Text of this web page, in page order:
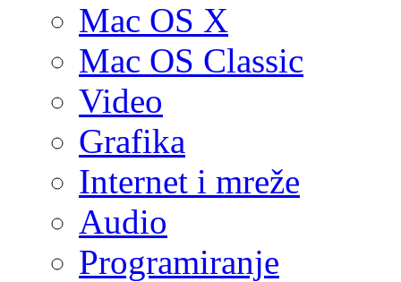
Mac OS X
Mac OS Classic
Video
Grafika
Internet i mreže
Audio
Programiranje